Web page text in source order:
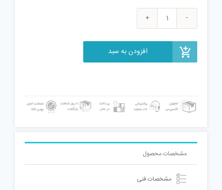
ژل
عدد
افزودن به سبد
مشخصات محصول
مشخصات فنی